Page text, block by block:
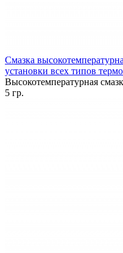
Смазка
установки всех типов
Высокотемпературная
5 гр.